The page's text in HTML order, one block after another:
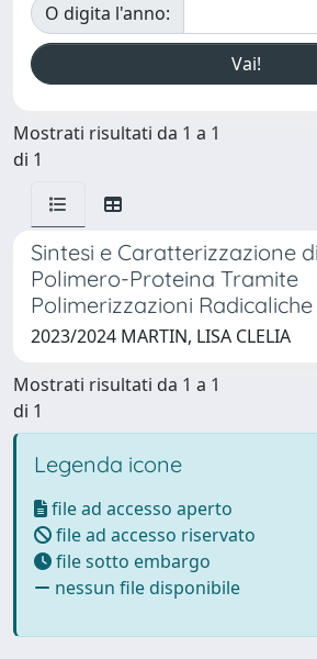
O digita l'anno:
Mostrati risultati da 1 a 1
di 1
Sintesi e Caratterizzazione
Polimero-Proteina Tramite
Polimerizzazioni
2023/2024 MARTIN, LISA CLELIA
Mostrati risultati da 1 a 1
di 1
Legenda icone
file ad accesso aperto
file ad accesso riservato
file sotto embargo
nessun file disponibile